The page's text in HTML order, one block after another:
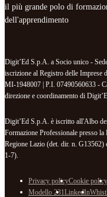
il più grande polo di
dell'apprendimento
Digit’Ed S.p.A. a Socio unico -
iscrizione al Registro delle
MI-1948007 | P.I. 07490560633 -
direzione e coordinamento di
Digit’Ed S.p.A. è iscritto all'Albo
Formazione Professionale presso
Regione Lazio (det. dir. n. G13562)
1-7).
Privacy policyCookie policy
Modello 231LinkedIn